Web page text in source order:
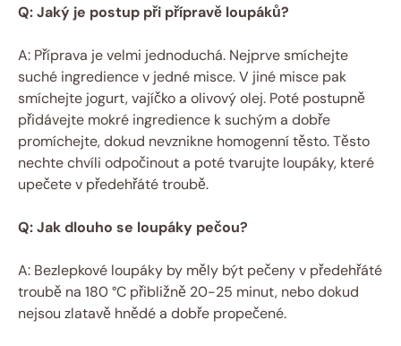
Q: Jaký je postup při přípravě loupáků?
A: Příprava je velmi jednoduchá. Nejprve smíchejte
suché ingredience v jedné misce. V jiné misce pak
smíchejte jogurt, vajíčko a olivový olej. Poté postupně
přidávejte mokré ingredience k suchým a dobře
promíchejte, dokud nevznikne homogenní těsto. Těsto
nechte chvíli odpočinout a poté tvarujte loupáky, které
upečete v předehřáté troubě.
Q: Jak dlouho se loupáky pečou?
A: Bezlepkové loupáky by měly být pečeny v předehřáté
troubě na 180 °C přibližně 20-25 minut, nebo dokud
nejsou zlatavě hnědé a dobře propečené.